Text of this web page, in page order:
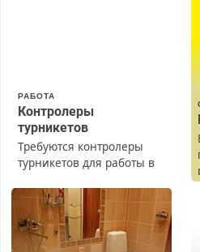
РАБОТА
Контролеры
турникетов
Требуются контролеры
турникетов для работы в
(мужчины, женщины).
Прием по ТК РФ. График
работы любой.
Бесплатное проживание.